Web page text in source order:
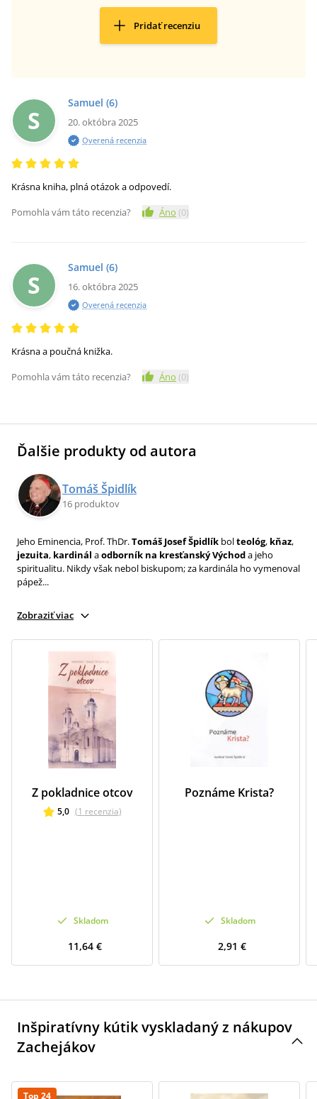
Pridať recenziu
S
Samuel (6)
20. októbra 2025
Overená recenzia
Krásna kniha, plná otázok a odpovedí.
Pomohla vám táto recenzia?
Áno (0)
S
Samuel (6)
16. októbra 2025
Overená recenzia
Krásna a poučná knižka.
Pomohla vám táto recenzia?
Áno (0)
Ďalšie produkty od autora
Tomáš Špidlík
16 produktov
Jeho Eminencia, Prof. ThDr.Tomáš Josef Špidlík bolteológ, kňaz,
jezuita, kardinál aodborník na kresťanský Východa jeho
spiritualitu. Nikdy však nebol biskupom; za kardinála ho vymenoval
pápež...
Zobraziť viac
Z pokladnice otcov
5,0 (1 recenzia)
Skladom
11,64 €
Poznáme Krista?
Skladom
2,91 €
Inšpiratívny kútik vyskladaný z nákupov
Zachejákov
Top 24